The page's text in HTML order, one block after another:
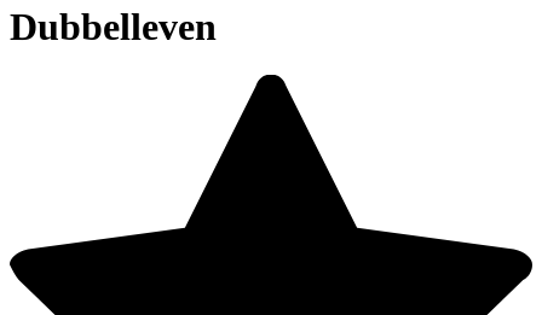
Dubbelleven